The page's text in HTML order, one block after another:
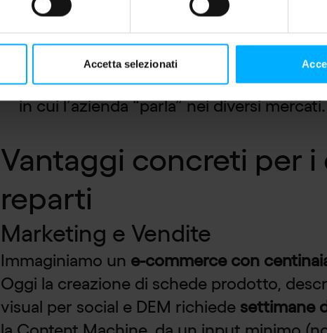
Accetta selezionati
Assicurare coerenza terminologica e
all’integrazione con knowledge base
Gestire localizzazioni multilingua
in cui l’azienda “parla” nei diversi mercati.
Vantaggi concreti per i
reparti
Marketing e Vendite
Immaginiamo un e-commerce con
Oggi la creazione di schede prodotto,
visual per social e DEM richiede settimane